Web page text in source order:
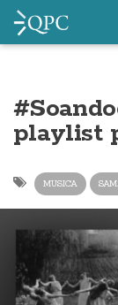
playlist
MUSICA